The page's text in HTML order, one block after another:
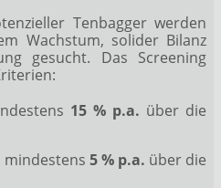
Tenbagger werden
Wachstum, solider Bilanz
gesucht. Das Screening
15 % p.a. über die
mindestens 5 % p.a. über die